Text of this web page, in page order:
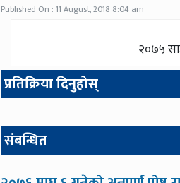
Published On : 11 August, 2018 8:04 am
२०७५
प्रतिक्रिया दिनुहोस्
संबन्धित